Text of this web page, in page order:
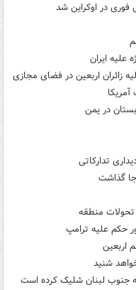
در اوکراین شد
ایران
زائران اربعین در فضای مجازی
در یمن
تدارکاتی
گذاشت
تحولات منطقه
حکم علیه ترامپ
اربعین
شنید